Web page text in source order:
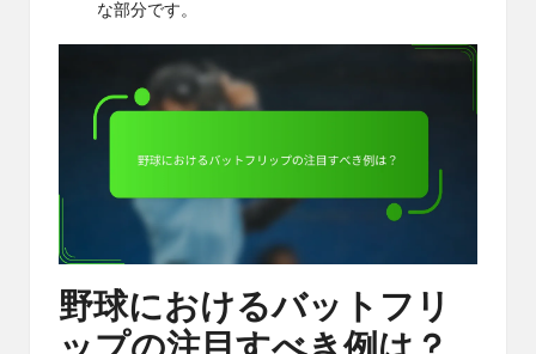
な部分です。
野球におけるバットフリ